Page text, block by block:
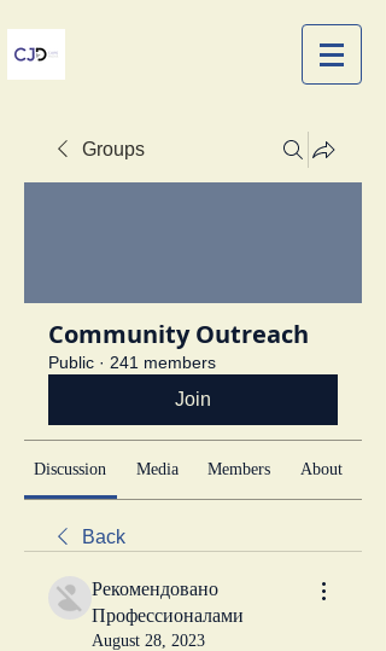
Groups
Community Outreach
Public · 241 members
Join
Discussion Media Members About
Back
Рекомендовано
Профессионалами
August 28, 2023